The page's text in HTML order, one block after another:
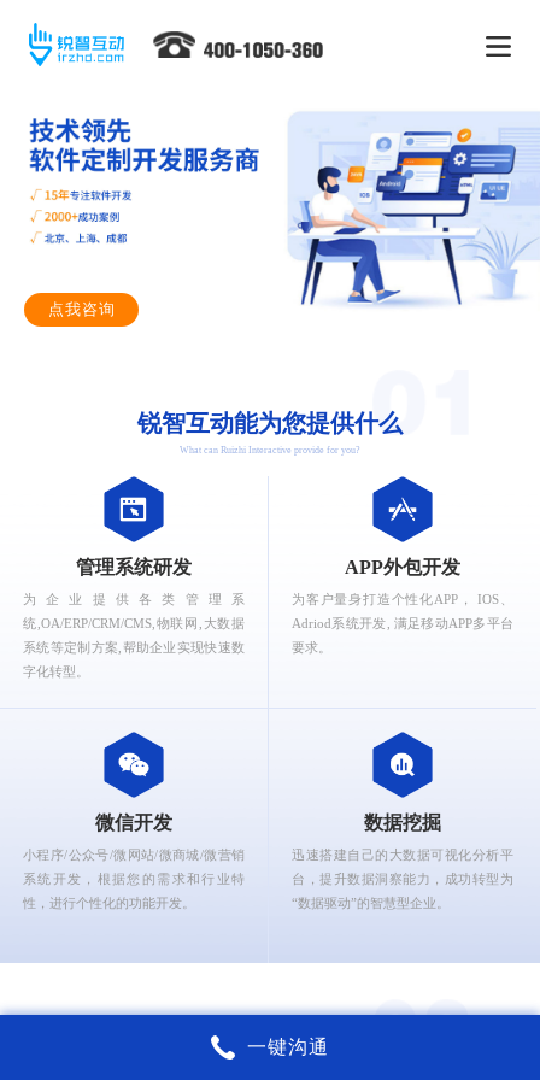
点我咨询
锐智互动能为您提供什么
What can Ruizhi Interactive provide for you?
管理系统研发
为企业提供各类管理系
统,OA/ERP/CRM/CMS,物联网,大数据
系统等定制方案,帮助企业实现快速数
字化转型。
APP外包开发
为客户量身打造个性化APP， IOS、
Adriod系统开发, 满足移动APP多平台
要求。
微信开发
小程序/公众号/微网站/微商城/微营销
系统开发，根据您的需求和行业特
性，进行个性化的功能开发。
数据挖掘
迅速搭建自己的大数据可视化分析平
台，提升数据洞察能力，成功转型为
“数据驱动”的智慧型企业。
锐智互动核心能力
一键沟通